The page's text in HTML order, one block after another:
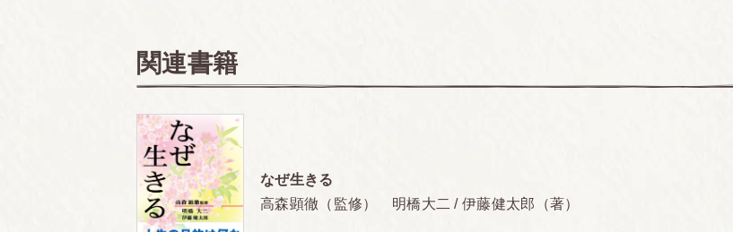
１ 客が帰ったあとも、すぐに玄関の戸を閉めない心遣い
２ たとえ字が下手でも、手紙は自分で書くほうがいい
４ 自分のことばかりしゃべるのは相手を不快にさせる
５ 人の悪口を言わない。うわさ話にムダな時間を使わない
６ 他人より優れていることは、大きな欠点である
７ 日の善悪や縁起を問題にするのは迷信だ
関連書籍
なぜ生きる
高森顕徹（監修） 明橋大二 / 伊藤健太郎（著）